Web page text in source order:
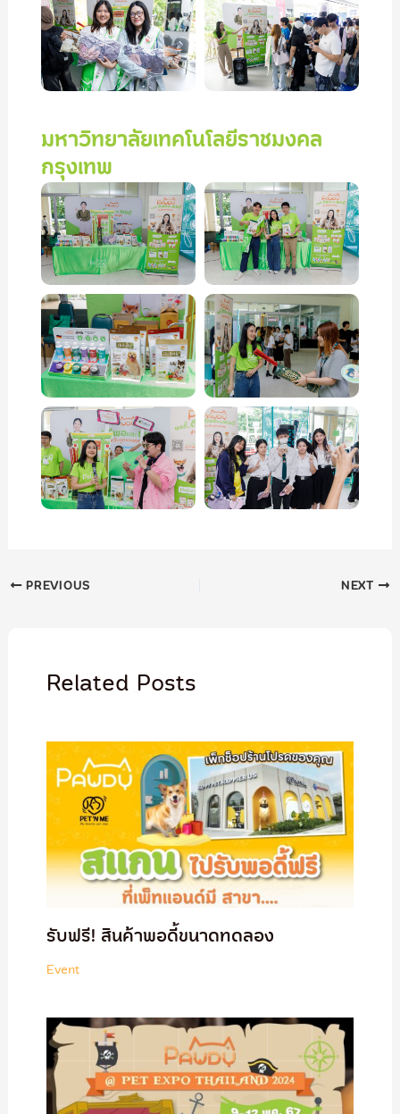
มหาวิทยาลัยเทคโนโลยีราชมงคล
กรุงเทพ
PREVIOUS NEXT
Related Posts
รับฟรี! สินค้าพอดี้ขนาดทดลอง
Event